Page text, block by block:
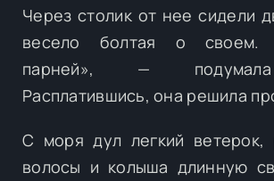
Через столик от нее сидели
весело болтая о своем.
парней», —
Расплатившись, она решила
С моря дул легкий ветерок,
волосы и колыша длинную